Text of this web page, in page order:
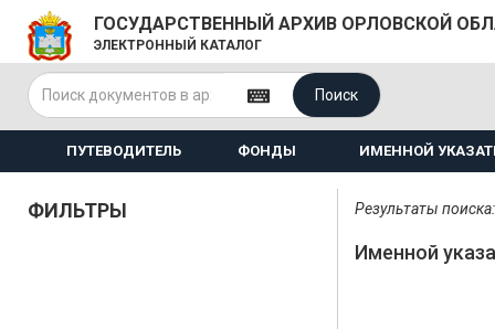
ГОСУДАРСТВЕННЫЙ АРХИВ ОРЛОВСКОЙ
ЭЛЕКТРОННЫЙ КАТАЛОГ
Поиск
ПУТЕВОДИТЕЛЬ ФОНДЫ ИМЕННОЙ
ФИЛЬТРЫ Результаты
Именной